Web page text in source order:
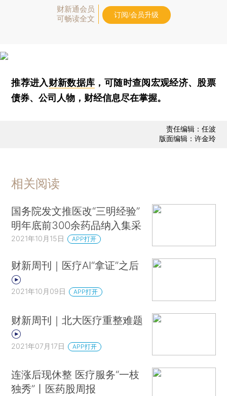
财新通会员
可畅读全文
订阅/会员升级
推荐进入财新数据库 ，可随时查阅宏观经济、股票
债券、公司人物，财经信息尽在掌握。
责任编辑：任波
版面编辑：许金玲
相关阅读
国务院发文推医改“三明经验”
明年底前300余药品纳入集采
2021年10月15日 APP打开
财新周刊｜医疗AI“拿证”之后
2021年10月09日 APP打开
财新周刊｜北大医疗重整难题
2021年07月17日 APP打开
连涨后现休整 医疗服务“一枝
独秀”丨医药股周报